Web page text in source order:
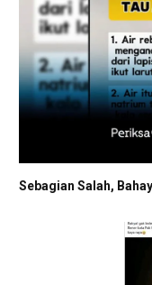
Sebagian Salah,